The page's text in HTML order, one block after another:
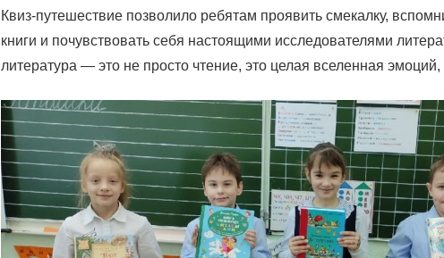
Квиз-путешествие позволило ребятам проявить смекалку,
книги и почувствовать себя настоящими исследователями
литература — это не просто чтение, это целая вселенная